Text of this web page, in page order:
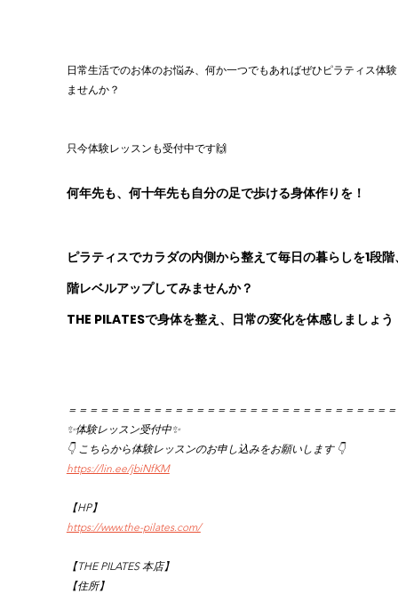
日常生活でのお体のお悩み、何か一つでもあればぜひピラティス体
ませんか？
只今体験レッスンも受付中です🙌
何年先も、何十年先も自分の足で歩ける身体作りを！
ピラティスでカラダの内側から整えて毎日の暮らしを1段
階レベルアップしてみませんか？
THE PILATESで身体を整え、日常の変化を体感しましょう
＝＝＝＝＝＝＝＝＝＝＝＝＝＝＝＝＝＝＝＝＝＝＝＝＝＝＝＝＝＝
✨体験レッスン受付中✨
👇 こちらから体験レッスンのお申し込みをお願いします 👇
https://lin.ee/jbiNfKM
【HP】
https://www.the-pilates.com/
【THE PILATES 本店】
【住所】